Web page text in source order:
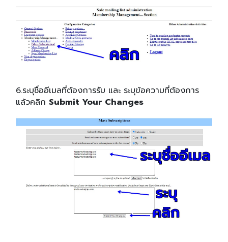
6.ระบุชื่ออีเมลที่ต้องการรับ และ ระบุข้อความที่ต้องการ
แล้วคลิก Submit Your Changes